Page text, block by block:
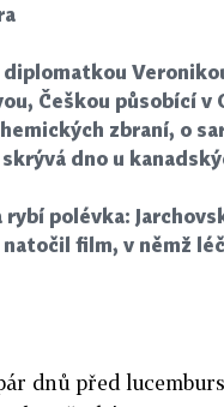
diplomatkou
Češkou působící v
zbraní, o
dno u
polévka:
film, v němž
dnů před